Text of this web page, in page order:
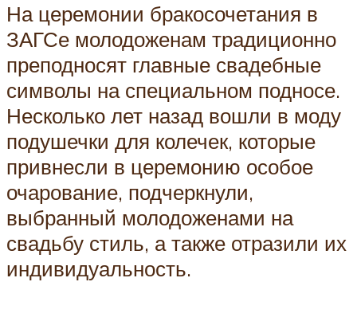
На церемонии бракосочетания в
ЗАГСе молодоженам традиционно
преподносят главные свадебные
символы на специальном подносе.
Несколько лет назад вошли в моду
подушечки для колечек, которые
привнесли в церемонию особое
очарование, подчеркнули,
выбранный молодоженами на
свадьбу стиль, а также отразили их
индивидуальность.